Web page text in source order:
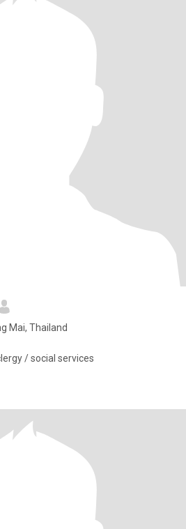
Mai, Thailand
/ social services